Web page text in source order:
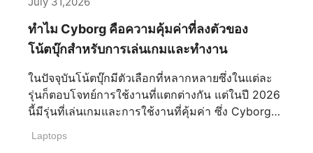
จอภาพเดี่ยว แต่ไม่นานก็มักจะพบข้อจำกัดเมื่อต้องเล่น
เกม ทำงาน หรือสร้างสรรค์ผลงานภายในหน้าจอเดียว
แม้ว่าจอภาพเดี่ยวจะช่วยให้คุณเริ่มต้นได้ แต่การ
ขยายไปสู่ระบบจอภาพคู่จะพลิกโฉมวิธีการเล่นเกม
การทำงาน และการสร้างสรรค์ของคุณไปอย่างสิ้นเชิง
ไม่มีเวลาไหนเหมาะกับการอัปเกรดไปกว่านี้อีกแล้ว
ปลดล็อกส่วนลดสุดคุ้มแบบแพ็กคู่ได้ที่ MSI E-shop
คุณด้วยแขนจับจอภาพ ที่ร่วมรายการในราคาลด
ทำไม Cyborg คือความคุ้มค่าที่ลงตัวของ
โน้ตบุ๊กสำหรับการเล่นเกมและทำงาน
ในปัจจุบันโน้ตบุ๊กมีตัวเลือกที่หลากหลายซึ่งในแต่ละ
รุ่นก็ตอบโจทย์การใช้งานที่แตกต่างกัน แต่ในปี 2026
นี้มีรุ่นที่เล่นเกมและการใช้งานที่คุ้มค่า ซึ่ง Cyborg
ในปัจจุบันได้อย่างลงตัว พร้อมการใช้งานเทคโนโลยี
Laptops